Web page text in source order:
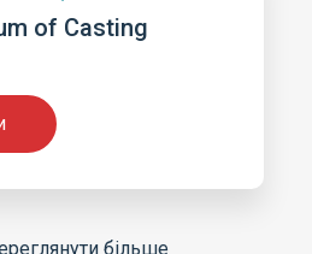
of Casting
більше